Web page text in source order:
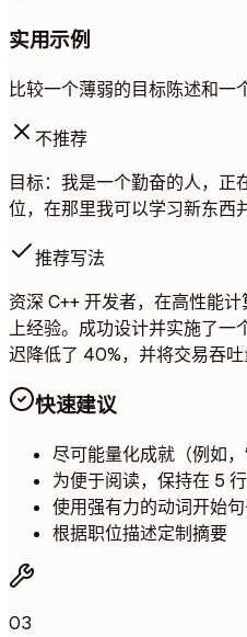
实用示例
比较一个薄弱的目标陈述和一
不推荐
目标：我是一个勤奋的人，正
位，在那里我可以学习新东西
推荐写法
资深 C++ 开发者，在高性能
上经验。成功设计并实施了一
迟降低了 40%，并将交易吞吐
快速建议
尽可能量化成就（例如，
为便于阅读，保持在 5
使用强有力的动词开始
根据职位描述定制摘要
03